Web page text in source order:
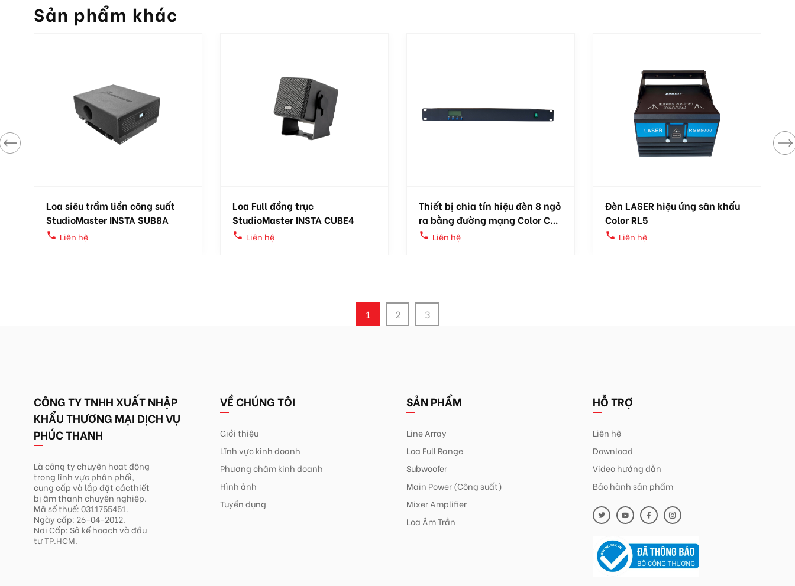
Sản phẩm khác
Loa siêu trầm liền công suất
StudioMaster INSTA SUB8A
local_phone Liên hệ
Loa Full đồng trục
StudioMaster INSTA CUBE4
local_phone Liên hệ
Thiết bị chia tín hiệu đèn 8 ngỏ
ra bằng đường mạng Color CT-
P
local_phone Liên hệ
Đèn LASER hiệu ứng sân khấu
Color RL5
local_phone Liên hệ
1 2 3
CÔNG TY TNHH XUẤT NHẬP
KHẨU THƯƠNG MẠI DỊCH VỤ
PHÚC THANH
Là công ty chuyên hoạt động
trong lĩnhvực phân phối,
cung cấp và lắp đặt cácthiết
bị âm thanh chuyên nghiệp.
Mã số thuế: 0311755451.
Ngày cấp: 26-04-2012.
Nơi Cấp: Sở kế hoạch và đầu
tư TP.HCM.
VỀ CHÚNG TÔI
Giới thiệu
Lĩnh vực kinh doanh
Phương châm kinh doanh
Hình ảnh
Tuyển dụng
SẢN PHẨM
Line Array
Loa Full Range
Subwoofer
Main Power (Công suất)
Mixer Amplifier
Loa Âm Trần
HỖ TRỢ
Liên hệ
Download
Video hướng dẫn
Bảo hành sản phẩm